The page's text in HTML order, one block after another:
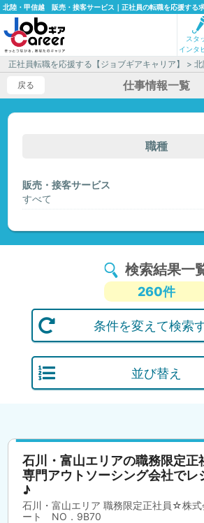
北陸・甲信越 販売・接客サービス｜正社員の転職を応援する
スタ
インタ
正社員転職を応援する【ジョブギアキャリア】 >
戻る
仕事情報一覧
職種
販売・接客サービス
すべて
検索結果一
260件
条件を変えて検索
並び替え
石川・富山エリアの職務限定
専門アウトソーシング会社でレ
♪
石川・富山エリア 職務限定正社員☆株式
ート NO．9B70